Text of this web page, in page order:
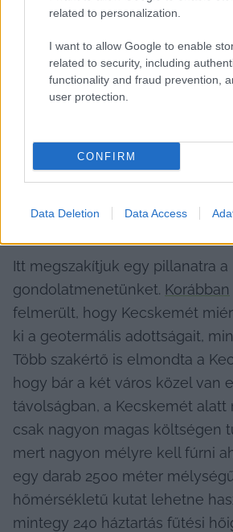
related to personalization.
I want to allow Google to enable
related to security, including
functionality and fraud prevention,
user protection.
CONFIRM
Data Deletion Data Access
Itt megszakítjuk egy pillanatra a
gondolatmenetünket. Korábban
felmerült, hogy Kecskemét
ki a geotermális adottságait,
Több szakértő is elmondta a
hogy bár a két város közel van
távolságban, a Kecskemét
csak nagyon magas költségen
mert nagyon mélyre kell fúrni
egy darab 2500 méter
hőmérsékletű kutat lehetne
mintegy 240 háztartás fűtési